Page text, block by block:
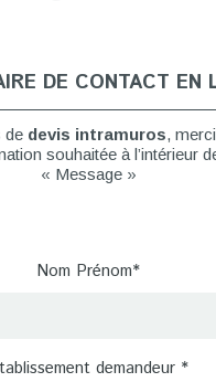
DE CONTACT EN
de devis intramuros,
souhaitée à l’intérieur
« Message »
Nom Prénom*
demandeur *